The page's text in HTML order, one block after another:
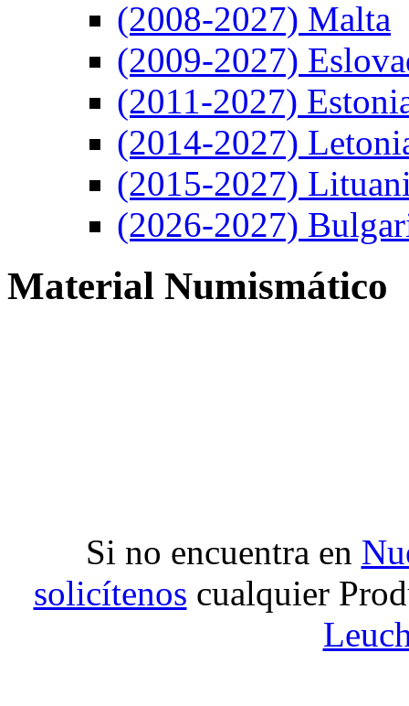
(2008-2027) Malta
(2009-2027)
(2011-2027)
(2014-2027)
(2015-2027)
(2026-2027)
Material Numismático
Si no encuentra en
solicítenos cualquier